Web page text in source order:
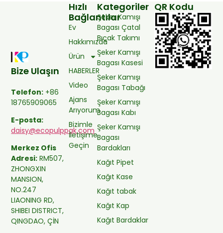
Bize Ulaşın
Telefon: +86
18765909065
E-posta:
daisy@ecopulppak.com
Merkez Ofis
Adresi: RM507,
ZHONGXIN
MANSION,
NO.247
LIAONING RD,
SHIBEI DISTRICT,
QINGDAO, ÇİN
Hızlı
Bağlantılar
Ev
Hakkımızda
Ürün
HABERLER
Video
Ajans
Arıyorum
Bizimle
İletişime
Geçin
Kategoriler
Şeker Kamışı
Bagası Çatal
Bıçak Takımı
Şeker Kamışı
Bagası Kasesi
Şeker Kamışı
Bagası Tabağı
Şeker Kamışı
Bagası Kabı
Şeker Kamışı
Bagası
Bardakları
Kağıt Pipet
Kağıt Kase
Kağıt tabak
Kağıt Kap
Kağıt Bardaklar
QR Kodu